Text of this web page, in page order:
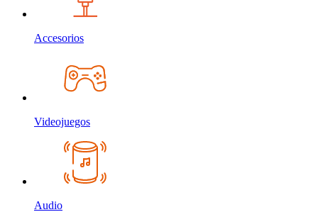
Accesorios
Videojuegos
Audio